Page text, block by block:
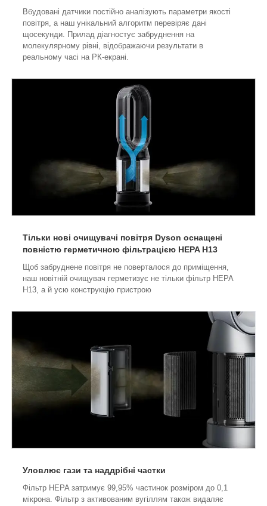
Вбудовані датчики постійно аналізують параметри якості
повітря, а наш унікальний алгоритм перевіряє дані
щосекунди. Прилад діагностує забруднення на
молекулярному рівні, відображаючи результати в
реальному часі на РК-екрані.
Тільки нові очищувачі повітря Dyson оснащені
повністю герметичною фільтрацією HEPA H13
Щоб забруднене повітря не поверталося до приміщення,
наш новітній очищувач герметизує не тільки фільтр HEPA
H13, а й усю конструкцію пристрою
Уловлює гази та наддрібні частки
Фільтр HEPA затримує 99,95% частинок розміром до 0,1
мікрона. Фільтр з активованим вугіллям також видаляє